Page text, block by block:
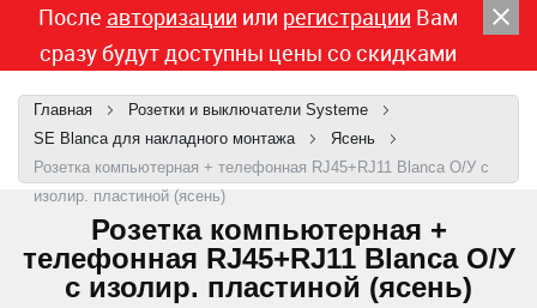
После авторизации или регистрации Вам
сразу будут доступны цены со скидками
Главная
Розетки и выключатели Systeme
SE Blanca для накладного монтажа
Ясень
Розетка компьютерная + телефонная RJ45+RJ11 Blanca О/У с
изолир. пластиной (ясень)
Розетка компьютерная +
телефонная RJ45+RJ11 Blanca О/У
с изолир. пластиной (ясень)